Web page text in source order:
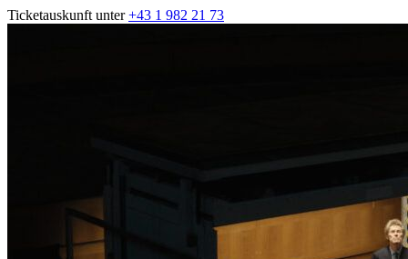
Ticketauskunft unter+43 1 982 21 73